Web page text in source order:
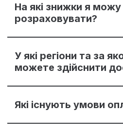
На які знижки я можу
розраховувати?
У які регіони та за
можете здійснити
Які існують умови